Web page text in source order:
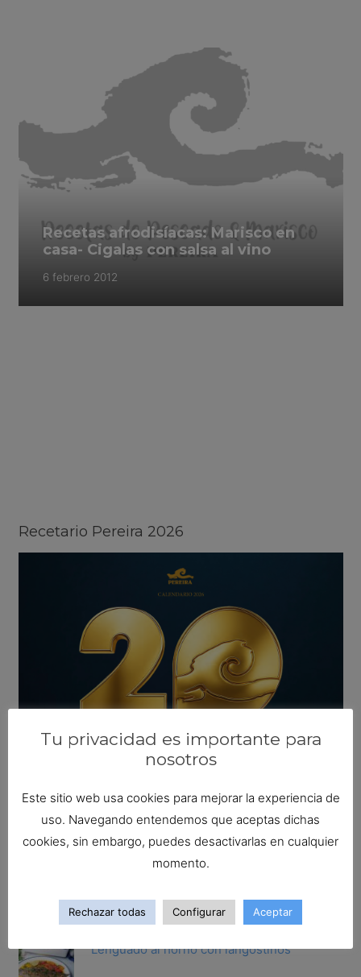
Recetas afrodisíacas: Marisco en
casa- Cigalas con salsa al vino
6 febrero 2012
Recetario Pereira 2026
Busca tu receta ideal
Buscar:
Las recetas más populares
Lenguado al horno con langostinos
Tu privacidad es importante para
nosotros
Este sitio web usa cookies para mejorar la experiencia de
uso. Navegando entendemos que aceptas dichas
cookies, sin embargo, puedes desactivarlas en cualquier
momento.
Rechazar todas Configurar Aceptar